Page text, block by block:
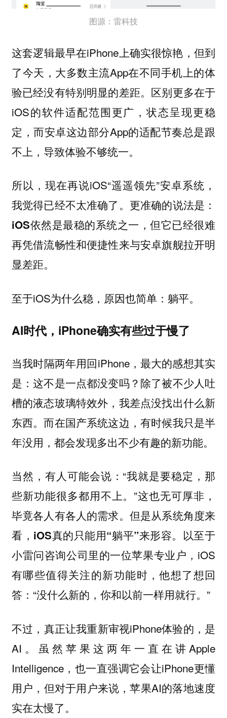
图源：雷科技
这套逻辑最早在iPhone上确实很惊艳，但到
了今天，大多数主流App在不同手机上的体
验已经没有特别明显的差距。区别更多在于
iOS的软件适配范围更广，状态呈现更稳
定，而安卓这边部分App的适配节奏总是跟
不上，导致体验不够统一。
所以，现在再说iOS“遥遥领先”安卓系统，
我觉得已经不太准确了。更准确的说法是：
iOS依然是最稳的系统之一，但它已经很难
再凭借流畅性和便捷性来与安卓旗舰拉开明
显差距。
至于iOS为什么稳，原因也简单：躺平。
AI时代，iPhone确实有些过于慢了
当我时隔两年用回iPhone，最大的感想其实
是：这不是一点都没变吗？除了被不少人吐
槽的液态玻璃特效外，我差点没找出什么新
东西。而在国产系统这边，有时候我只是半
年没用，都会发现多出不少有趣的新功能。
当然，有人可能会说：“我就是要稳定，那
些新功能很多都用不上。”这也无可厚非，
毕竟各人有各人的需求。但是从系统角度来
看， iOS真的只能用“躺平”来形容。以至于
小雷问咨询公司里的一位苹果专业户，iOS
有哪些值得关注的新功能时，他想了想回
答：“没什么新的，你和以前一样用就行。”
不过，真正让我重新审视iPhone体验的，是
AI。虽然苹果这两年一直在讲Apple
Intelligence，也一直强调它会让iPhone更懂
用户，但对于用户来说，苹果AI的落地速度
实在太慢了。